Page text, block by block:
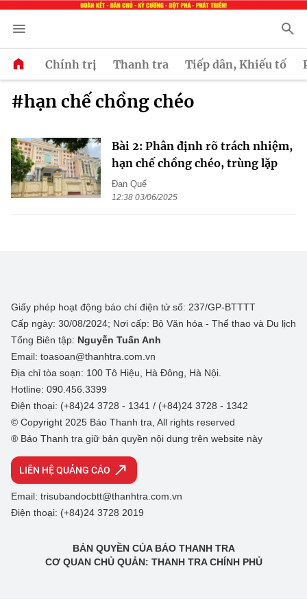
Chính trị Thanh tra Tiếp dân, Khiếu tố
#hạn chế chồng chéo
Bài 2: Phân định rõ trách nhiệm,
hạn chế chồng chéo, trùng lặp
Đan Quế
12:38 03/06/2025
Giấy phép hoạt động báo chí điện tử số: 237/GP-BTTTT
Cấp ngày: 30/08/2024; Nơi cấp: Bộ Văn hóa - Thể thao và Du lịch
Tổng Biên tập: Nguyễn Tuấn Anh
Email: toasoan@thanhtra.com.vn
Địa chỉ tòa soạn: 100 Tô Hiệu, Hà Đông, Hà Nội.
Hotline: 090.456.3399
Điện thoại: (+84)24 3728 - 1341 / (+84)24 3728 - 1342
© Copyright 2025 Báo Thanh tra, All rights reserved
® Báo Thanh tra giữ bản quyền nội dung trên website này
LIÊN HỆ QUẢNG CÁO
Email: trisubandocbtt@thanhtra.com.vn
Điện thoại: (+84)24 3728 2019
BẢN QUYỀN CỦA BÁO THANH TRA
CƠ QUAN CHỦ QUẢN: THANH TRA CHÍNH PHỦ